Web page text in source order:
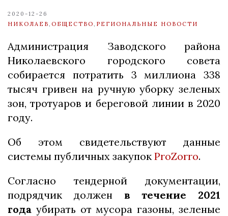
2020-12-26
НИКОЛАЕВ ОБЩЕСТВО РЕГИОНАЛЬНЫЕ НОВОСТИ
Администрация Заводского района
Николаевского городского совета
собирается потратить 3 миллиона 338
тысяч гривен на ручную уборку зеленых
зон, тротуаров и береговой линии в 2020
году.
Об этом свидетельствуют данные
системы публичных закупок ProZorro.
Согласно тендерной документации,
подрядчик должен в течение 2021
года убирать от мусора газоны, зеленые